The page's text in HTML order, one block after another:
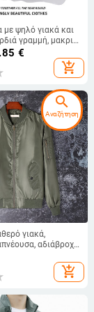
με ψηλό γιακά και
γραμμή, μακριά
€
add_shopping_cart
γιακά,
αδιάβροχη
άνεμο,
add_shopping_cart
search
Αναζήτηση